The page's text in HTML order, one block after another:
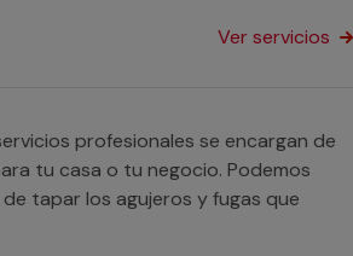
Ver servicios
profesionales se encargan de
tu casa o tu negocio. Podemos
tapar los agujeros y fugas que